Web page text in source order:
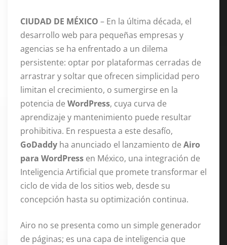
CIUDAD DE MÉXICO – En la última década, el
desarrollo web para pequeñas empresas y
agencias se ha enfrentado a un dilema
persistente: optar por plataformas cerradas de
arrastrar y soltar que ofrecen simplicidad pero
limitan el crecimiento, o sumergirse en la
potencia de WordPress, cuya curva de
aprendizaje y mantenimiento puede resultar
prohibitiva. En respuesta a este desafío,
GoDaddy ha anunciado el lanzamiento de Airo
para WordPress en México, una integración de
Inteligencia Artificial que promete transformar el
ciclo de vida de los sitios web, desde su
concepción hasta su optimización continua.
Airo no se presenta como un simple generador
de páginas; es una capa de inteligencia que